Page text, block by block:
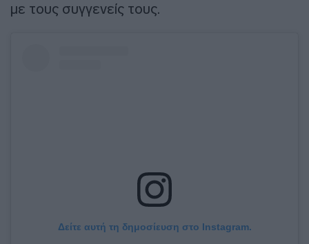
με τους συγγενείς τους.
Δείτε αυτή τη δημοσίευση στο Instagram.